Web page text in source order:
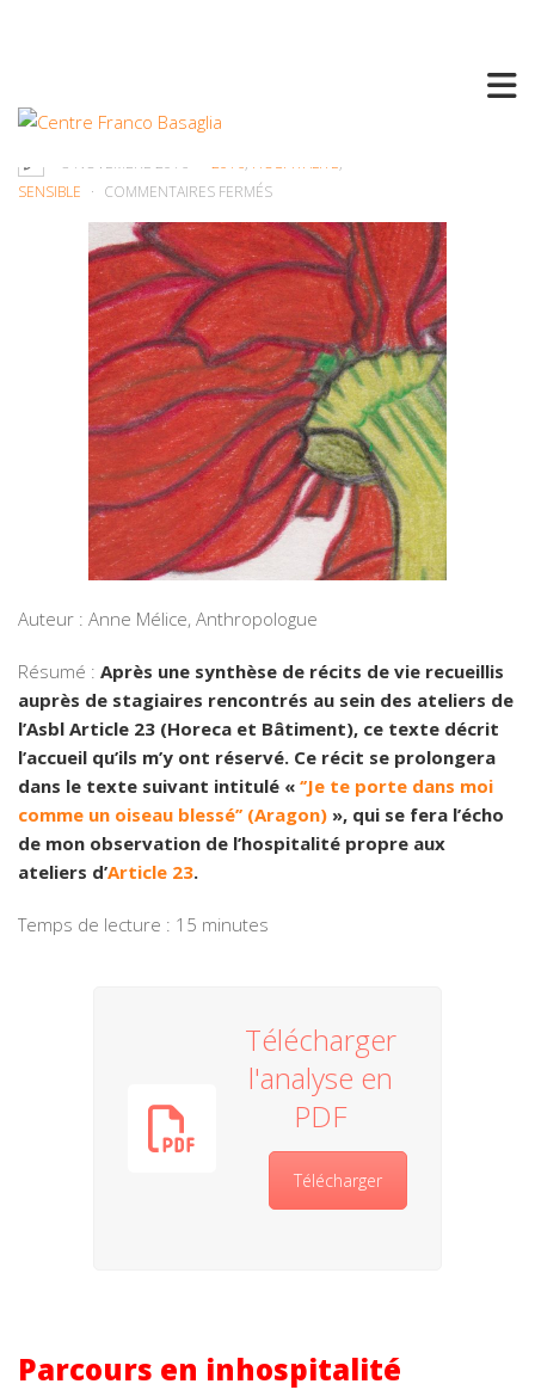
OISEAUX BLESSÉS. AVEC LES STAGIAIRES
D’ARTICLE 23.
3 NOVEMBRE 2016 2016, HOSPITALITÉ,
SENSIBLE
COMMENTAIRES FERMÉSSUR
OISEAUX
BLESSÉS.
AVEC
LES
STAGIAIRES
D’ARTICLE
23.
Auteur : Anne Mélice, Anthropologue
Résumé : Après une synthèse de récits de vie recueillis
auprès de stagiaires rencontrés au sein des ateliers de
l’Asbl Article 23 (Horeca et Bâtiment), ce texte décrit
l’accueil qu’ils m’y ont réservé. Ce récit se prolongera
dans le texte suivant intitulé « ‘’Je te porte dans moi
comme un oiseau blessé’’ (Aragon) », qui se fera l’écho
de mon observation de l’hospitalité propre aux
ateliers d’Article 23.
Temps de lecture : 15 minutes
Télécharger
l'analyse en
PDF
Télécharger
Parcours en inhospitalité